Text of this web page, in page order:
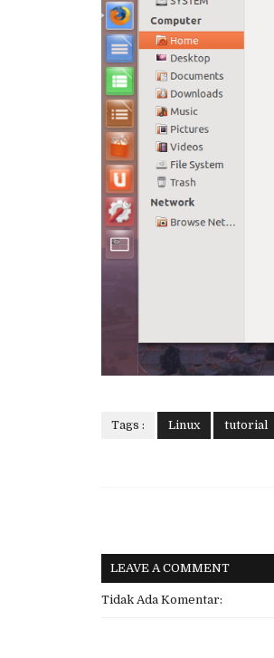
Tags : Linux tutorial
LEAVE A COMMENT
Tidak Ada Komentar: